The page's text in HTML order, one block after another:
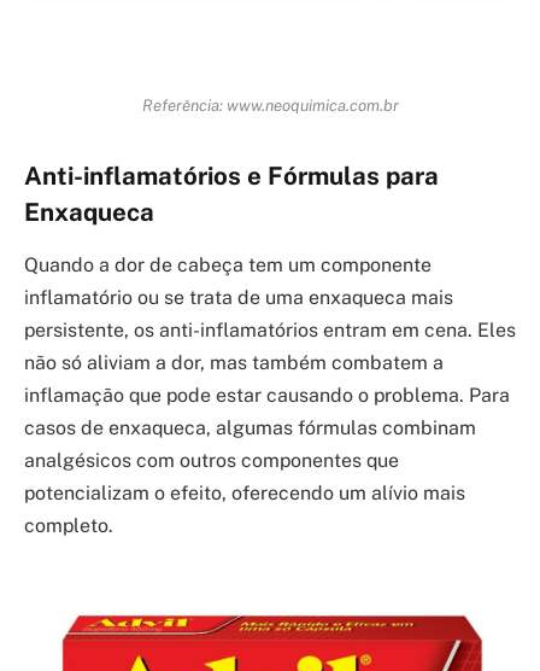
Referência: www.neoquimica.com.br
Anti-inflamatórios e Fórmulas para
Enxaqueca
Quando a dor de cabeça tem um componente
inflamatório ou se trata de uma enxaqueca mais
persistente, os anti-inflamatórios entram em cena. Eles
não só aliviam a dor, mas também combatem a
inflamação que pode estar causando o problema. Para
casos de enxaqueca, algumas fórmulas combinam
analgésicos com outros componentes que
potencializam o efeito, oferecendo um alívio mais
completo.